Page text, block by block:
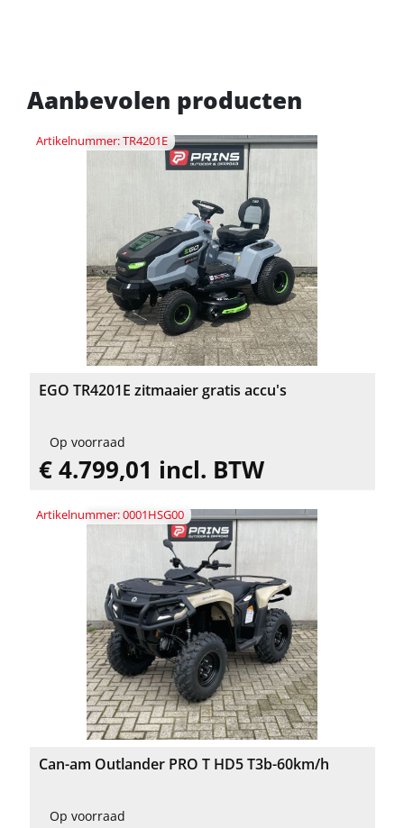
Aanbevolen producten
Artikelnummer: TR4201E
EGO TR4201E zitmaaier gratis accu's
Op voorraad
€ 4.799,01 incl. BTW
Artikelnummer: 0001HSG00
Can-am Outlander PRO T HD5 T3b-60km/h
Op voorraad